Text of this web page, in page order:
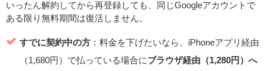
いったん解約してから再登録しても、同じGoogleアカウントで
ある限り無料期間は復活しません。
すでに契約中の方：料金を下げたいなら、iPhoneアプリ経由
（1,680円）で払っている場合に ブラウザ経由（1,280円）へ